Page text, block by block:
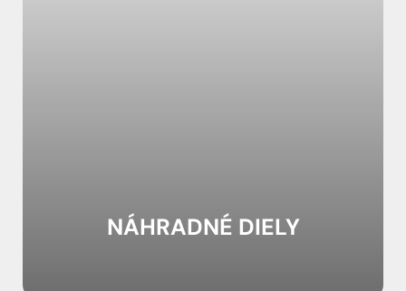
NÁHRADNÉ DIELY